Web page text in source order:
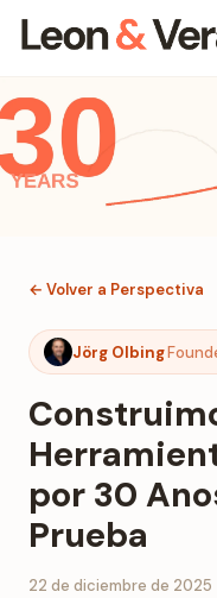
← Volver a Perspectiva
Jörg Olbing
por 30
Prueba
22 de diciembre de 2025